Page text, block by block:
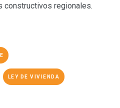
constructivos regionales.
LEY DE VIVIENDA